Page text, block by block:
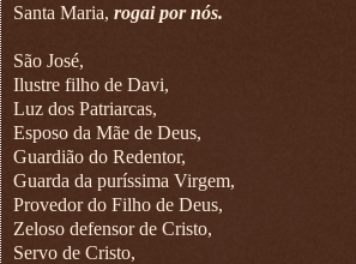
Santa Maria, rogai por nós.
São José,
Ilustre filho de Davi,
Luz dos Patriarcas,
Esposo da Mãe de Deus,
Guardião do Redentor,
Guarda da puríssima Virgem,
Provedor do Filho de Deus,
Zeloso defensor de Cristo,
Servo de Cristo,